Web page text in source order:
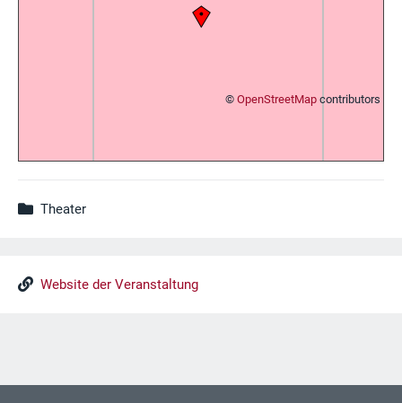
© OpenStreetMap contributors
Theater
Website der Veranstaltung